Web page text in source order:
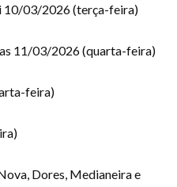
10/03/2026 (terça-feira)
11/03/2026 (quarta-feira)
feira)
Dores, Medianeira e